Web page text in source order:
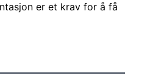
er et krav for å få